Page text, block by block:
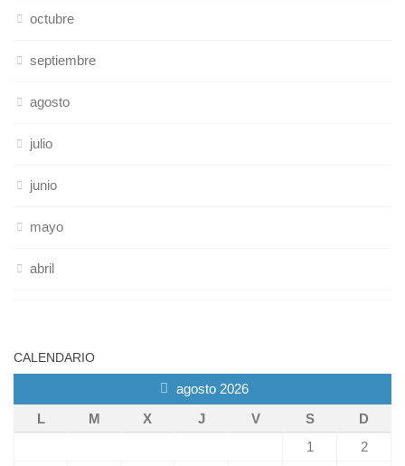
octubre
septiembre
agosto
julio
junio
mayo
abril
CALENDARIO
agosto 2026
L
M X J V S
D
1
2